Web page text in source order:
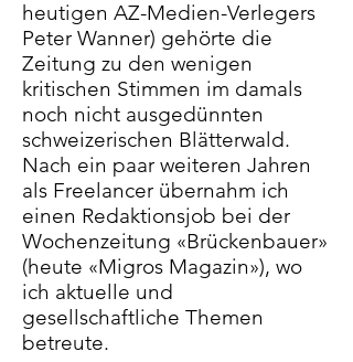
heutigen AZ-Medien-Verlegers
Peter Wanner) gehörte die
Zeitung zu den wenigen
kritischen Stimmen im damals
noch nicht ausgedünnten
schweizerischen Blätterwald.
Nach ein paar weiteren Jahren
als Freelancer übernahm ich
einen Redaktionsjob bei der
Wochenzeitung «Brückenbauer»
(heute «Migros Magazin»), wo
ich aktuelle und
gesellschaftliche Themen
betreute.